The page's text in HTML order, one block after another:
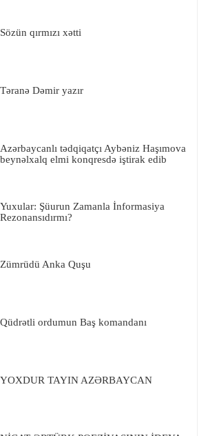
Sözün qırmızı xətti
Təranə Dəmir yazır
Azərbaycanlı tədqiqatçı Aybəniz Haşımova
beynəlxalq elmi konqresdə iştirak edib
Yuxular: Şüurun Zamanla İnformasiya
Rezonansıdırmı?
Zümrüdü Anka Quşu
Qüdrətli ordumun Baş komandanı
YOXDUR TAYIN AZƏRBAYCAN